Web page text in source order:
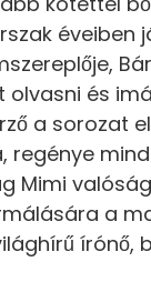
éveiben
olvasni és
a sorozat
regénye
Mimi
a
írónő,